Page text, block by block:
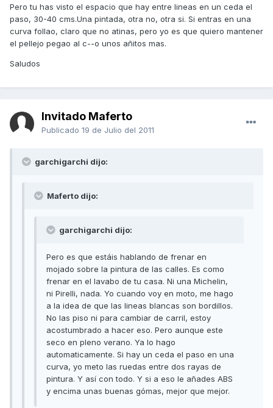
Pero tu has visto el espacio que hay entre lineas en un ceda el
paso, 30-40 cms.Una pintada, otra no, otra si. Si entras en una
curva follao, claro que no atinas, pero yo es que quiero mantener
el pellejo pegao al c--o unos añitos mas.
Saludos
Invitado Maferto
Publicado 19 de Julio del 2011
garchigarchi dijo:
Maferto dijo:
garchigarchi dijo:
Pero es que estáis hablando de frenar en
mojado sobre la pintura de las calles. Es como
frenar en el lavabo de tu casa. Ni una Michelin,
ni Pirelli, nada. Yo cuando voy en moto, me hago
a la idea de que las lineas blancas son bordillos.
No las piso ni para cambiar de carril, estoy
acostumbrado a hacer eso. Pero aunque este
seco en pleno verano. Ya lo hago
automaticamente. Si hay un ceda el paso en una
curva, yo meto las ruedas entre dos rayas de
pintura. Y así con todo. Y si a eso le añades ABS
y encima unas buenas gómas, mejor que mejor.